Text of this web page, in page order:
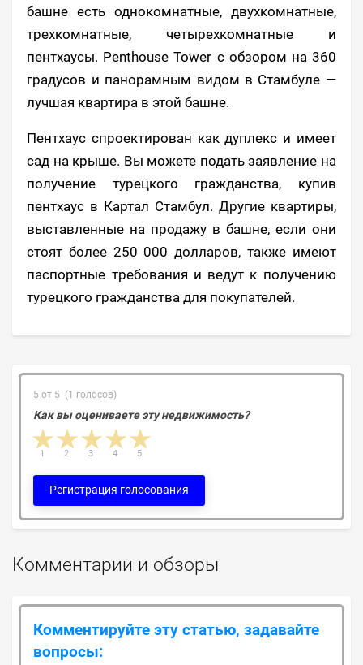
башне есть однокомнатные, двухкомнатные,
трехкомнатные, четырехкомнатные и
пентхаусы. Penthouse Tower с обзором на 360
градусов и панорамным видом в Стамбуле —
лучшая квартира в этой башне.
Пентхаус спроектирован как дуплекс и имеет
сад на крыше. Вы можете подать заявление на
получение турецкого гражданства, купив
пентхаус в Картал Стамбул. Другие квартиры,
выставленные на продажу в башне, если они
стоят более 250 000 долларов, также имеют
паспортные требования и ведут к получению
турецкого гражданства для покупателей.
5 от 5 (1 голосов)
Как вы оцениваете эту недвижимость?
4 stars
3 stars
2 stars
1 star 5
4
3
2
1
Регистрация голосования
Комментарии и обзоры
Комментируйте эту статью, задавайте
вопросы: